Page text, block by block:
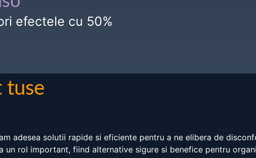
efectele cu 50%
tuse
adesea solutii rapide si eficiente pentru a ne elibera de
un rol important, fiind alternative sigure si benefice pentru